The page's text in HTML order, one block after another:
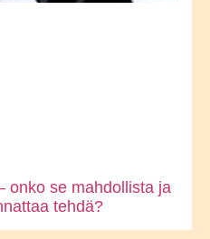
onko se mahdollista ja
tehdä?